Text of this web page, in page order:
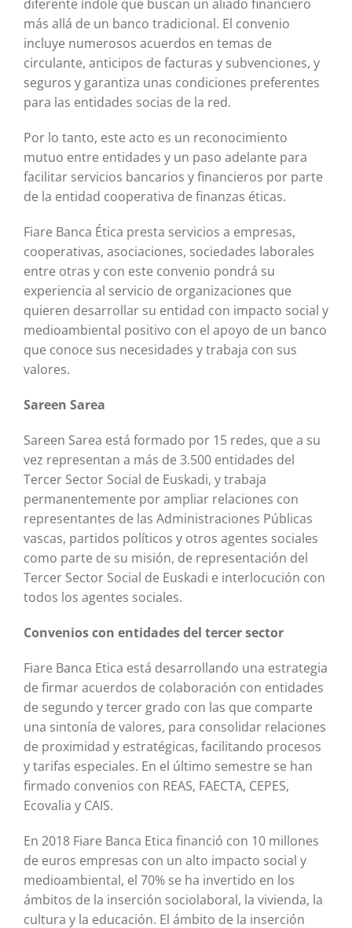
diferente índole que buscan un aliado financiero
más allá de un banco tradicional. El convenio
incluye numerosos acuerdos en temas de
circulante, anticipos de facturas y subvenciones, y
seguros y garantiza unas condiciones preferentes
para las entidades socias de la red.
Por lo tanto, este acto es un reconocimiento
mutuo entre entidades y un paso adelante para
facilitar servicios bancarios y financieros por parte
de la entidad cooperativa de finanzas éticas.
Fiare Banca Ética presta servicios a empresas,
cooperativas, asociaciones, sociedades laborales
entre otras y con este convenio pondrá su
experiencia al servicio de organizaciones que
quieren desarrollar su entidad con impacto social y
medioambiental positivo con el apoyo de un banco
que conoce sus necesidades y trabaja con sus
valores.
Sareen Sarea
Sareen Sarea está formado por 15 redes, que a su
vez representan a más de 3.500 entidades del
Tercer Sector Social de Euskadi, y trabaja
permanentemente por ampliar relaciones con
representantes de las Administraciones Públicas
vascas, partidos políticos y otros agentes sociales
como parte de su misión, de representación del
Tercer Sector Social de Euskadi e interlocución con
todos los agentes sociales.
Convenios con entidades del tercer sector
Fiare Banca Etica está desarrollando una estrategia
de firmar acuerdos de colaboración con entidades
de segundo y tercer grado con las que comparte
una sintonía de valores, para consolidar relaciones
de proximidad y estratégicas, facilitando procesos
y tarifas especiales. En el último semestre se han
firmado convenios con REAS, FAECTA, CEPES,
Ecovalia y CAIS.
En 2018 Fiare Banca Etica financió con 10 millones
de euros empresas con un alto impacto social y
medioambiental, el 70% se ha invertido en los
ámbitos de la inserción sociolaboral, la vivienda, la
cultura y la educación. El ámbito de la inserción